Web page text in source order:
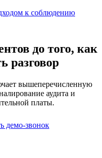
к соблюдению
до того, как
разговор
вышеперечисленную
аудита и
платы.
демо-звонок